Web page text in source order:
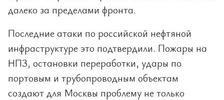
далеко за пределами фронта.
Последние атаки по российской нефтяной
инфраструктуре это подтвердили. Пожары на
НПЗ, остановки переработки, удары по
портовым и трубопроводным объектам
создают для Москвы проблему не только